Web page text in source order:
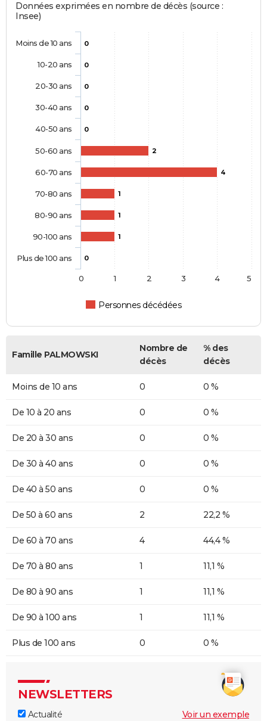
Données exprimées en nombre de décès (source :
Insee)
0
0
0
0
0
2
4
1
1
1
0
Personnes décédées
Moins de 10 ans
10-20 ans
20-30 ans
30-40 ans
40-50 ans
50-60 ans
60-70 ans
70-80 ans
80-90 ans
90-100 ans
Plus de 100 ans
0 1 2 3 4 5
Famille PALMOWSKI
Nombre de
décès
% des
décès
Moins de 10 ans 0 0 %
De 10 à 20 ans 0 0 %
De 20 à 30 ans 0 0 %
De 30 à 40 ans 0 0 %
De 40 à 50 ans 0 0 %
De 50 à 60 ans 2 22,2 %
De 60 à 70 ans 4 44,4 %
De 70 à 80 ans 1 11,1 %
De 80 à 90 ans 1 11,1 %
De 90 à 100 ans 1 11,1 %
Plus de 100 ans 0 0 %
NEWSLETTERS
Actualité
Voir un exemple